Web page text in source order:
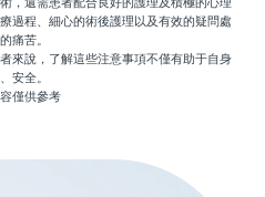
過程、細心的術後護理以及有效的疑問處
痛苦。
說，了解這些注意事項不僅有助于自身
安全。
僅供參考